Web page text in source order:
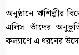
অনুষ্ঠানে ঋশিল্পীর
এলিস তাঁদের
কল্যাণে এ ধরনের